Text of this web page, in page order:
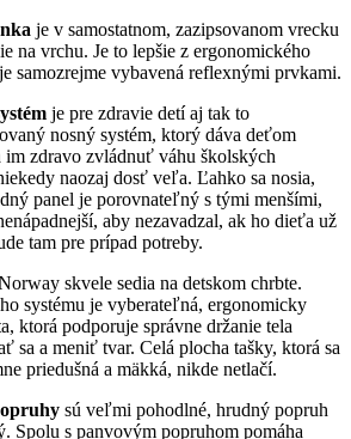
je v samostatnom, zazipsovanom vrecku
na vrchu. Je to lepšie z ergonomického
samozrejme vybavená reflexnými prvkami.
je pre zdravie detí aj tak to
nosný systém, ktorý dáva deťom
im zdravo zvládnuť váhu školských
naozaj dosť veľa. Ľahko sa nosia,
panel je porovnateľný s tými menšími,
aby nezavadzal, ak ho dieťa už
tam pre prípad potreby.
skvele sedia na detskom chrbte.
systému je vyberateľná, ergonomicky
ktorá podporuje správne držanie tela
sa a meniť tvar. Celá plocha tašky, ktorá sa
priedušná a mäkká, nikde netlačí.
sú veľmi pohodlné, hrudný popruh
Spolu s panvovým popruhom pomáha